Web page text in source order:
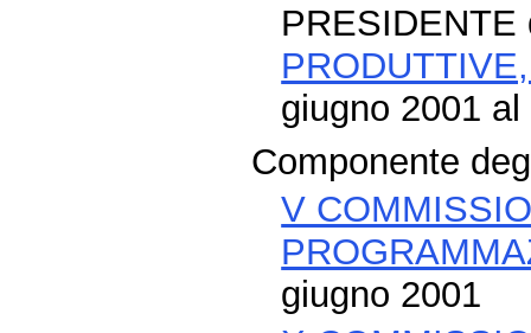
giugno 2001
Componente
V
giugno 2001